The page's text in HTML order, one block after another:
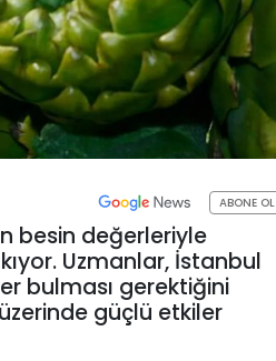
ABONE OL
besin değerleriyle
Uzmanlar, İstanbul
bulması gerektiğini
güçlü etkiler